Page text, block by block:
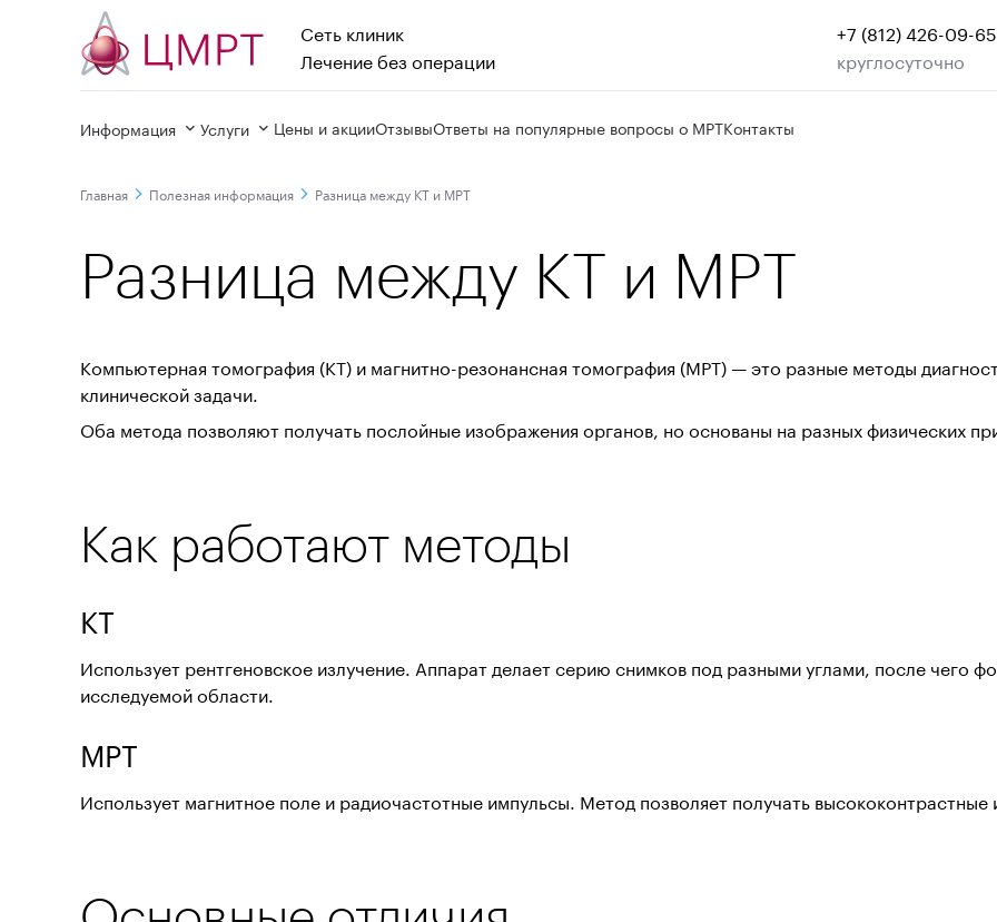
Сеть клиник
Лечение без операции
+7 (812) 426-09-65
круглосуточно
Информация Услуги Цены и акцииОтзывыОтветы на популярные вопросы о МРТКонтакты
Главная Полезная информация Разница между КТ и МРТ
Разница между КТ и МРТ
Компьютерная томография (КТ) и магнитно-резонансная томография (МРТ) — это разные методы
клинической задачи.
Оба метода позволяют получать послойные изображения органов, но основаны на разных физических
Как работают методы
КТ
Использует рентгеновское излучение. Аппарат делает серию снимков под разными углами, после чего
исследуемой области.
МРТ
Использует магнитное поле и радиочастотные импульсы. Метод позволяет получать высококонтрастные